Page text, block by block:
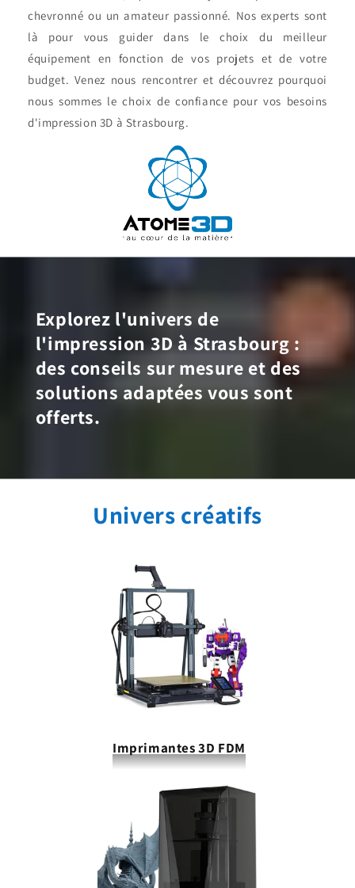
chevronné ou un amateur passionné. Nos experts sont
là pour vous guider dans le choix du meilleur
équipement en fonction de vos projets et de votre
budget. Venez nous rencontrer et découvrez pourquoi
nous sommes le choix de confiance pour vos besoins
d'impression 3D à Strasbourg.
Explorez l'univers de
l'impression 3D à Strasbourg :
des conseils sur mesure et des
solutions adaptées vous sont
offerts.
Univers créatifs
Imprimantes 3D FDM